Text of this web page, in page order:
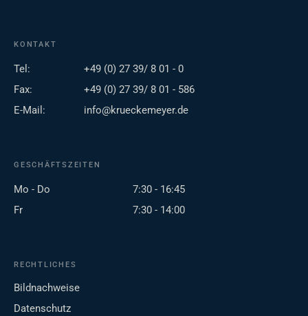
KONTAKT
Tel:
+49 (0) 27 39/ 8 01 - 0
Fax:
+49 (0) 27 39/ 8 01 - 586
E-Mail:
info@krueckemeyer.de
GESCHÄFTSZEITEN
Mo - Do
7:30 - 16:45
Fr
7:30 - 14:00
RECHTLICHES
Bildnachweise
Datenschutz